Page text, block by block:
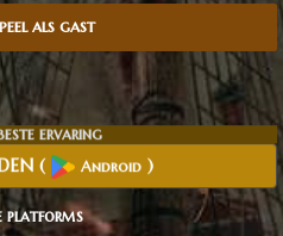
als gast
ervaring
( Android)
platforms